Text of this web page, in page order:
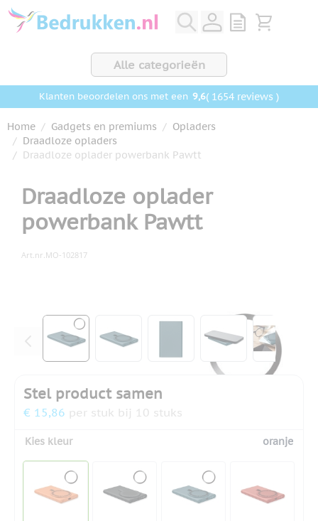
Ga naar de inhoud
View quote,
Bekijk
Alle categorieën
Klanten beoordelen ons met een 9,6( 1654 reviews )
Home / Gadgets en premiums / Opladers
/ Draadloze opladers
/ Draadloze oplader powerbank Pawtt
Draadloze oplader
powerbank Pawtt
Art.nr. MO-102817
View larger imageView larger imageView larger image
View larger
Stel product samen
€ 15,86 per stuk bij 10 stuks
Kies kleur oranje